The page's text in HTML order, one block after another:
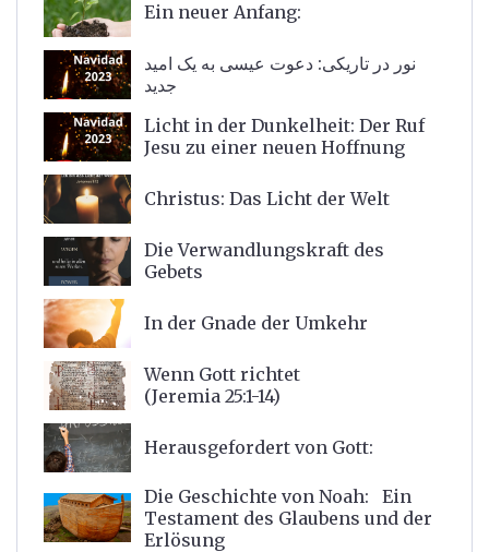
Ein neuer Anfang:
نور در تاریکی: دعوت عیسی به یک امید
جدید
Licht in der Dunkelheit: Der Ruf
Jesu zu einer neuen Hoffnung
Christus: Das Licht der Welt
Die Verwandlungskraft des
Gebets
In der Gnade der Umkehr
Wenn Gott richtet
(Jeremia 25:1-14)
Herausgefordert von Gott:
Die Geschichte von Noah: Ein
Testament des Glaubens und der
Erlösung